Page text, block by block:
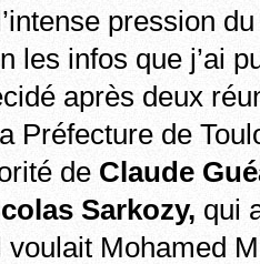
pression
les infos que j’ai
après deux
Préfecture de
de Claude
Sarkozy, qui
voulait Mohamed